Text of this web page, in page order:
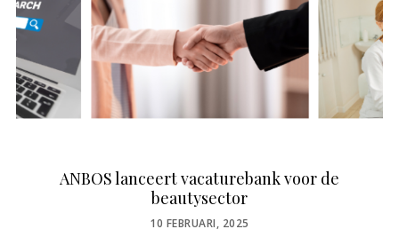
ANBOS lanceert vacaturebank voor de
beautysector
POSTED
10 FEBRUARI, 2025